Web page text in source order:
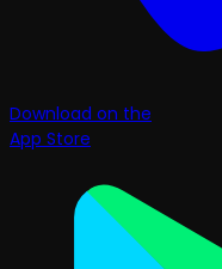
Download on the
App Store